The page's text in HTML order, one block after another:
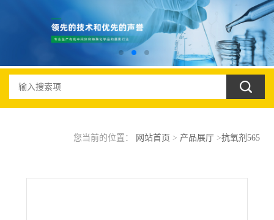
您当前的位置： 网站首页 > 产品展厅 >抗氧剂565